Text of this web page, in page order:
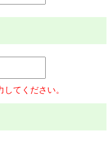
てください。